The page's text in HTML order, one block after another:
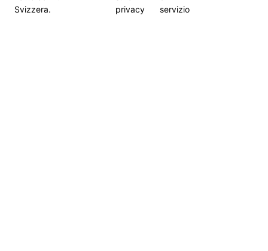
Svizzera.
privacy
servizio